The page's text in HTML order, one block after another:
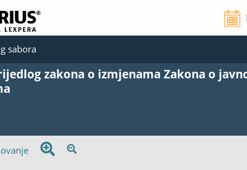
sabora
zakona o izmjenama Zakona o